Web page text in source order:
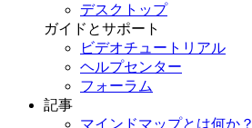
デスクトップ
ガイドとサポート
ビデオチュートリアル
ヘルプセンター
フォーラム
記事
マインドマップとは何か？